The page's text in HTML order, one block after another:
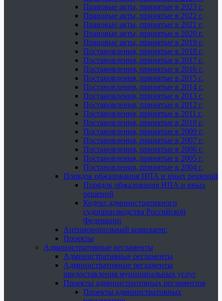
Правовые акты, принятые в 2023 г.
Правовые акты, принятые в 2022 г.
Правовые акты, принятые в 2021 г.
Правовые акты, принятые в 2020 г.
Правовые акты, принятые в 2019 г.
Постановления, принятые в 2018 г.
Постановления, принятые в 2017 г.
Постановления, принятые в 2016 г.
Постановления, принятые в 2015 г.
Постановления, принятые в 2014 г.
Постановления, принятые в 2013 г.
Постановления, принятые в 2012 г.
Постановления, принятые в 2011 г.
Постановления, принятые в 2010 г.
Постановления, принятые в 2009 г.
Постановления, принятые в 2007 г.
Постановления, принятые в 2006 г.
Постановления, принятые в 2005 г.
Постановления, принятые в 2004 г.
Порядок обжалования НПА и иных решений
Порядок обжалования НПА и иных
решений
Кодекс административного
судопроизводства Российской
Федерации
Антимонопольный комплаенс
Проекты
Административные регламенты
Административные регламенты
Административные регламенты
предоставления муниципальных услуг
Проекты административных регламентов
Проекты административных